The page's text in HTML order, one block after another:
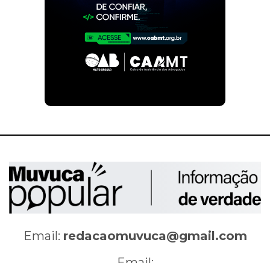
Email: redacaomuvuca@gmail.com